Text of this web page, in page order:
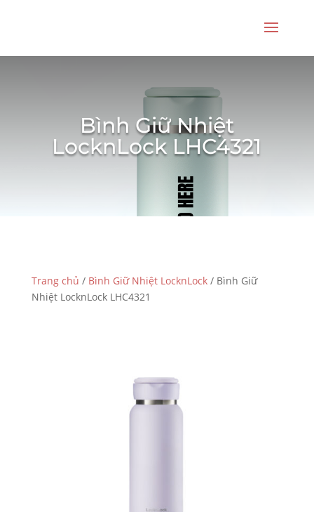
Bình Giữ Nhiệt
LocknLock LHC4321
Trang chủ / Bình Giữ Nhiệt LocknLock/ Bình Giữ
Nhiệt LocknLock LHC4321